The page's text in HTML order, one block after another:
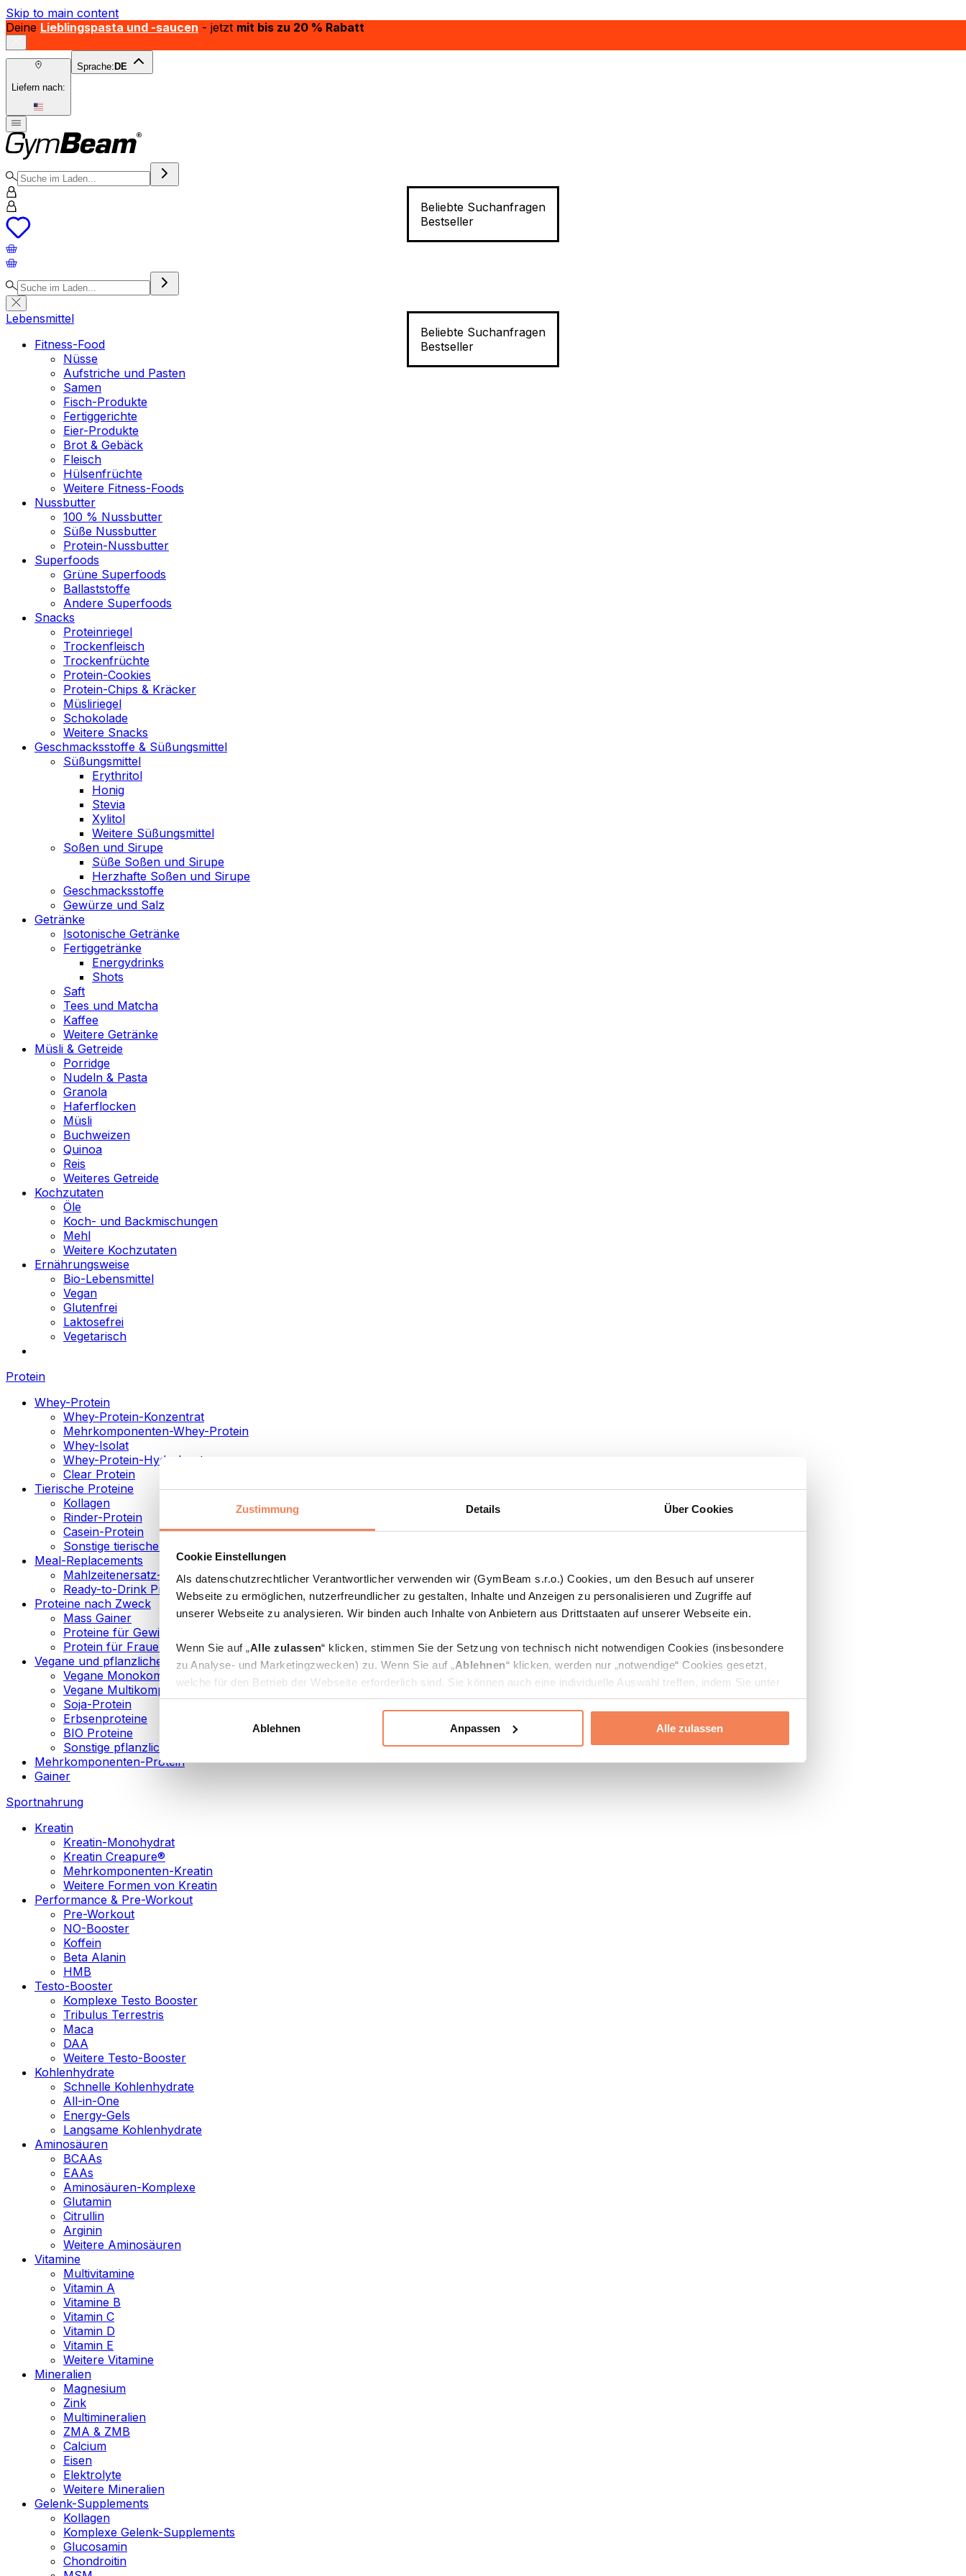
Zustimmung Details Über Cookies
Cookie Einstellungen
Als datenschutzrechtlicher Verantwortlicher verwenden wir (GymBeam s.r.o.) Cookies, um den Besuch auf unserer
Webseite zu ermöglichen, nutzerfreundlicher zu gestalten, Inhalte und Anzeigen zu personalisieren und Zugriffe auf
unserer Webseite zu analysieren. Wir binden auch Inhalte von Anbietern aus Drittstaaten auf unserer Webseite ein.
Wenn Sie auf „Alle zulassen“ klicken, stimmen Sie der Setzung von technisch nicht notwendigen Cookies (insbesondere
zu Analyse- und Marketingzwecken) zu. Wenn Sie auf „Ablehnen“ klicken, werden nur „notwendige“ Cookies gesetzt,
welche für den Betrieb der Webseite erforderlich sind. Sie können auch eine individuelle Auswahl treffen, indem Sie unter
„Anpassen“ einzelne Kategorien an- oder abwählen und „Auswahl erlauben“ klicken.
Weitere Informationen über die Verarbeitung Ihrer Daten finden Sie in den Unterpunkten „Details“ und „Über Cookies“
Ablehnen Anpassen Alle zulassen
Skip to main content
Deine Lieblingspasta und -saucen - jetzt mit bis zu 20 % Rabatt
Liefern nach:
Sprache: DE
Beliebte Suchanfragen
Bestseller
Beliebte Suchanfragen
Bestseller
Lebensmittel
Fitness-Food
Nüsse
Aufstriche und Pasten
Samen
Fisch-Produkte
Fertiggerichte
Eier-Produkte
Brot & Gebäck
Fleisch
Hülsenfrüchte
Weitere Fitness-Foods
Nussbutter
100 % Nussbutter
Süße Nussbutter
Protein-Nussbutter
Superfoods
Grüne Superfoods
Ballaststoffe
Andere Superfoods
Snacks
Proteinriegel
Trockenfleisch
Trockenfrüchte
Protein-Cookies
Protein-Chips & Kräcker
Müsliriegel
Schokolade
Weitere Snacks
Geschmacksstoffe & Süßungsmittel
Süßungsmittel
Erythritol
Honig
Stevia
Xylitol
Weitere Süßungsmittel
Soßen und Sirupe
Süße Soßen und Sirupe
Herzhafte Soßen und Sirupe
Geschmacksstoffe
Gewürze und Salz
Getränke
Isotonische Getränke
Fertiggetränke
Energydrinks
Shots
Saft
Tees und Matcha
Kaffee
Weitere Getränke
Müsli & Getreide
Porridge
Nudeln & Pasta
Granola
Haferflocken
Müsli
Buchweizen
Quinoa
Reis
Weiteres Getreide
Kochzutaten
Öle
Koch- und Backmischungen
Mehl
Weitere Kochzutaten
Ernährungsweise
Bio-Lebensmittel
Vegan
Glutenfrei
Laktosefrei
Vegetarisch
Protein
Whey-Protein
Whey-Protein-Konzentrat
Mehrkomponenten-Whey-Protein
Whey-Isolat
Whey-Protein-Hydrolysat
Clear Protein
Tierische Proteine
Kollagen
Rinder-Protein
Casein-Protein
Sonstige tierische Proteine
Meal-Replacements
Mahlzeitenersatz-Pulver
Ready-to-Drink Proteingetränke
Proteine nach Zweck
Mass Gainer
Proteine für Gewichtsverlust
Protein für Frauen
Vegane und pflanzliche Proteine
Vegane Monokomponenten-Proteine
Vegane Multikomponenten-Proteine
Soja-Protein
Erbsenproteine
BIO Proteine
Sonstige pflanzliche Proteine
Mehrkomponenten-Protein
Gainer
Sportnahrung
Kreatin
Kreatin-Monohydrat
Kreatin Creapure®
Mehrkomponenten-Kreatin
Weitere Formen von Kreatin
Performance & Pre-Workout
Pre-Workout
NO-Booster
Koffein
Beta Alanin
HMB
Testo-Booster
Komplexe Testo Booster
Tribulus Terrestris
Maca
DAA
Weitere Testo-Booster
Kohlenhydrate
Schnelle Kohlenhydrate
All-in-One
Energy-Gels
Langsame Kohlenhydrate
Aminosäuren
BCAAs
EAAs
Aminosäuren-Komplexe
Glutamin
Citrullin
Arginin
Weitere Aminosäuren
Vitamine
Multivitamine
Vitamin A
Vitamine B
Vitamin C
Vitamin D
Vitamin E
Weitere Vitamine
Mineralien
Magnesium
Zink
Multimineralien
ZMA & ZMB
Calcium
Eisen
Elektrolyte
Weitere Mineralien
Gelenk-Supplements
Kollagen
Komplexe Gelenk-Supplements
Glucosamin
Chondroitin